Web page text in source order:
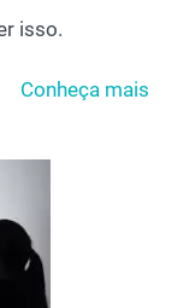
isso.
Conheça mais